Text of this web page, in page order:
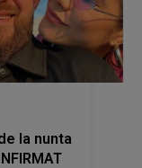
la nunta